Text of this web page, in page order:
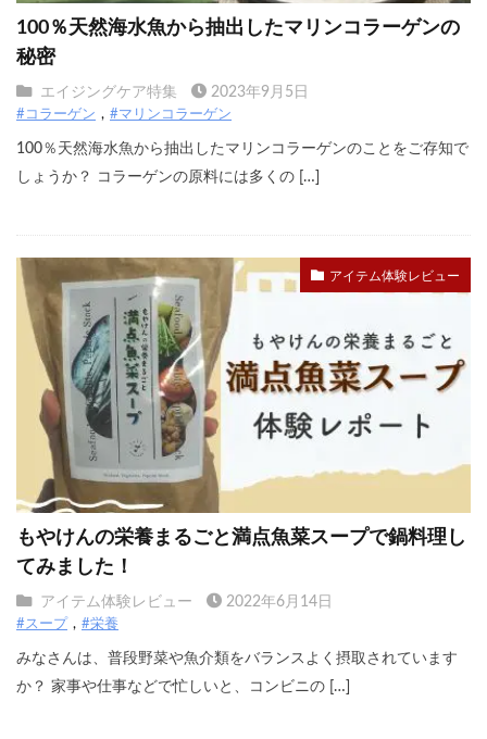
100％天然海水魚から抽出したマリンコラーゲンの
秘密
エイジングケア特集 2023年9月5日
#コラーゲン #マリンコラーゲン
100％天然海水魚から抽出したマリンコラーゲンのことをご存知で
しょうか？ コラーゲンの原料には多くの […]
アイテム体験レビュー
もやけんの栄養まるごと満点魚菜スープで鍋料理し
てみました！
アイテム体験レビュー 2022年6月14日
#スープ #栄養
みなさんは、普段野菜や魚介類をバランスよく摂取されています
か？ 家事や仕事などで忙しいと、コンビニの […]